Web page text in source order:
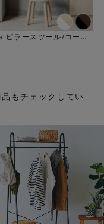
ピラースツール/コート
もチェックしてい